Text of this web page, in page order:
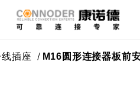
M16圆形连接器板前安装